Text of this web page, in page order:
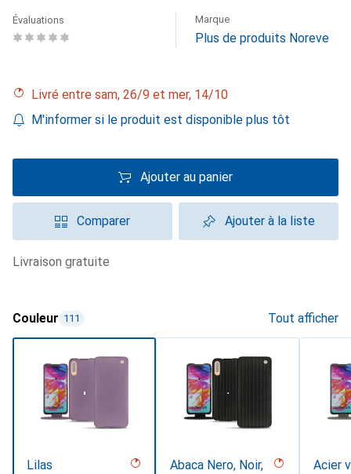
Évaluations Marque
Plus de produits Noreve
Livré entre sam, 26/9 et mer, 14/10
M'informer si le produit est disponible plus tôt
Ajouter au panier
Comparer Ajouter à la liste
livraison gratuite
Couleur 111 Tout afficher
Lilas
Abaca Nero, Noir,
Acier